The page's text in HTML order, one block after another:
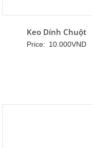
Keo Dính Chuột
Price: 10.000VND